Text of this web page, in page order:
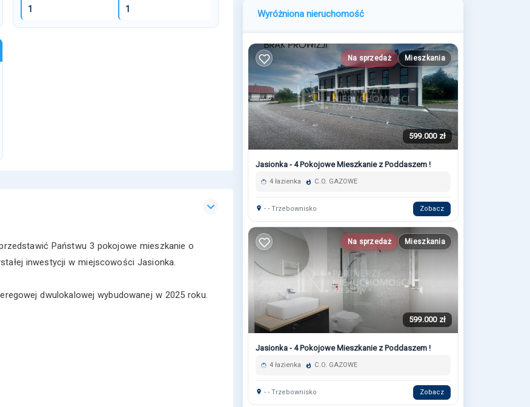
1 1
Państwu 3 pokojowe mieszkanie o
inwestycji w miejscowości Jasionka.
dwulokalowej wybudowanej w 2025 roku.
Wyróżniona nieruchomość
Na sprzedaż Mieszkania
599.000 zł
Jasionka - 4 Pokojowe Mieszkanie z Poddaszem !
4 łazienka C.O. GAZOWE
- - Trzebownisko Zobacz
Na sprzedaż Mieszkania
599.000 zł
Jasionka - 4 Pokojowe Mieszkanie z Poddaszem !
4 łazienka C.O. GAZOWE
- - Trzebownisko Zobacz